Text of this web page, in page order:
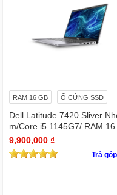
RAM 16 GB Ổ CỨNG SSD
Dell Latitude 7420 Sliver
m/Core i5 1145G7/ RAM
SSD Nvme 512Gb/LCD 14'
D 1920 x 1080/ Like new /
bản quyền
9,900,000 ₫
Trả